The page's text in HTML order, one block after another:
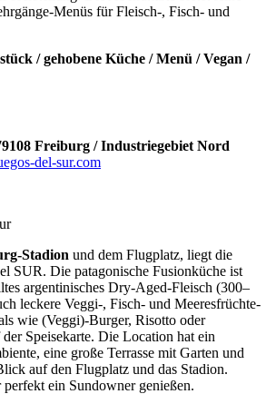
Menüs für Fleisch-, Fisch- und
/ gehobene Küche / Menü / Vegan /
Freiburg / Industriegebiet Nord
del-sur.com
Stadion und dem Flugplatz, liegt die
SUR. Die patagonische Fusionküche ist
argentinisches Dry-Aged-Fleisch (300–
leckere Veggi-, Fisch- und Meeresfrüchte-
wie (Veggi)-Burger, Risotto oder
Speisekarte. Die Location hat ein
eine große Terrasse mit Garten und
auf den Flugplatz und das Stadion.
perfekt ein Sundowner genießen.